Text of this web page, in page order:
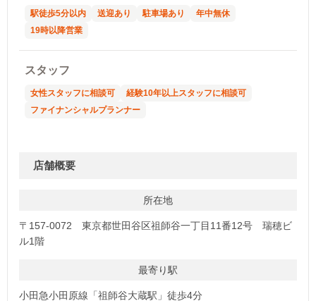
駅徒歩5分以内 送迎あり 駐車場あり
年中無休
19時以降営業
スタッフ
女性スタッフに相談可
経験10年以上スタッフに相談可
ファイナンシャルプランナー
店舗概要
所在地
〒157-0072 東京都世田谷区祖師谷一丁目11番12号 瑞穂ビ
ル1階
最寄り駅
小田急小田原線「祖師谷大蔵駅」徒歩4分